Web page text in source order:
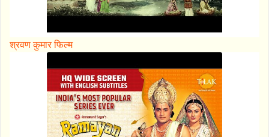
श्रवण कुमार फिल्म